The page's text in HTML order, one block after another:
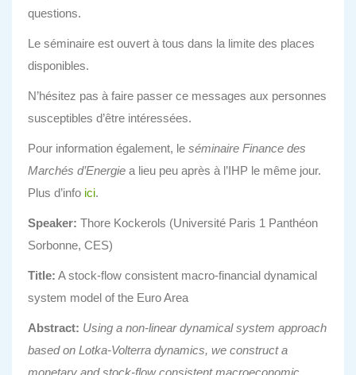
questions.
Le séminaire est ouvert à tous dans la limite des places
disponibles.
N’hésitez pas à faire passer ce messages aux personnes
susceptibles d’être intéressées.
Pour information également, le séminaire Finance des
Marchés d’Energie a lieu peu après à l’IHP le même jour.
Plus d’info ici.
Speaker: Thore Kockerols (Université Paris 1 Panthéon
Sorbonne, CES)
Title: A stock-flow consistent macro-financial dynamical
system model of the Euro Area
Abstract: Using a non-linear dynamical system approach
based on Lotka-Volterra dynamics, we construct a
monetary and stock-flow consistent macroeconomic